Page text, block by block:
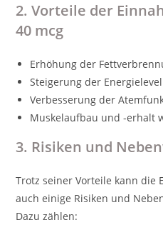
2. Vorteile der
40 mcg
Erhöhung der
Steigerung der
Verbesserung der
Muskelaufbau und -erhalt
3. Risiken und
Trotz seiner Vorteile kann die
auch einige Risiken und
Dazu zählen: